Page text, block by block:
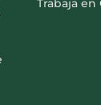
Trabaja en